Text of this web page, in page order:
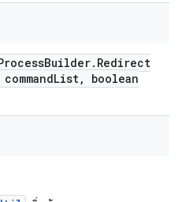
Builder. Redirect
List,
boolean